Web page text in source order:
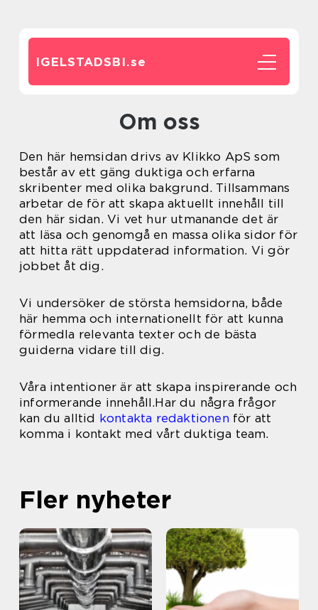
IGELSTADSBI.se
Om oss
Den här hemsidan drivs av Klikko ApS som
består av ett gäng duktiga och erfarna
skribenter med olika bakgrund. Tillsammans
arbetar de för att skapa aktuellt innehåll till
den här sidan. Vi vet hur utmanande det är
att läsa och genomgå en massa olika sidor för
att hitta rätt uppdaterad information. Vi gör
jobbet åt dig.
Vi undersöker de största hemsidorna, både
här hemma och internationellt för att kunna
förmedla relevanta texter och de bästa
guiderna vidare till dig.
Våra intentioner är att skapa inspirerande och
informerande innehåll.Har du några frågor
kan du alltid kontakta redaktionen för att
komma i kontakt med vårt duktiga team.
Fler nyheter